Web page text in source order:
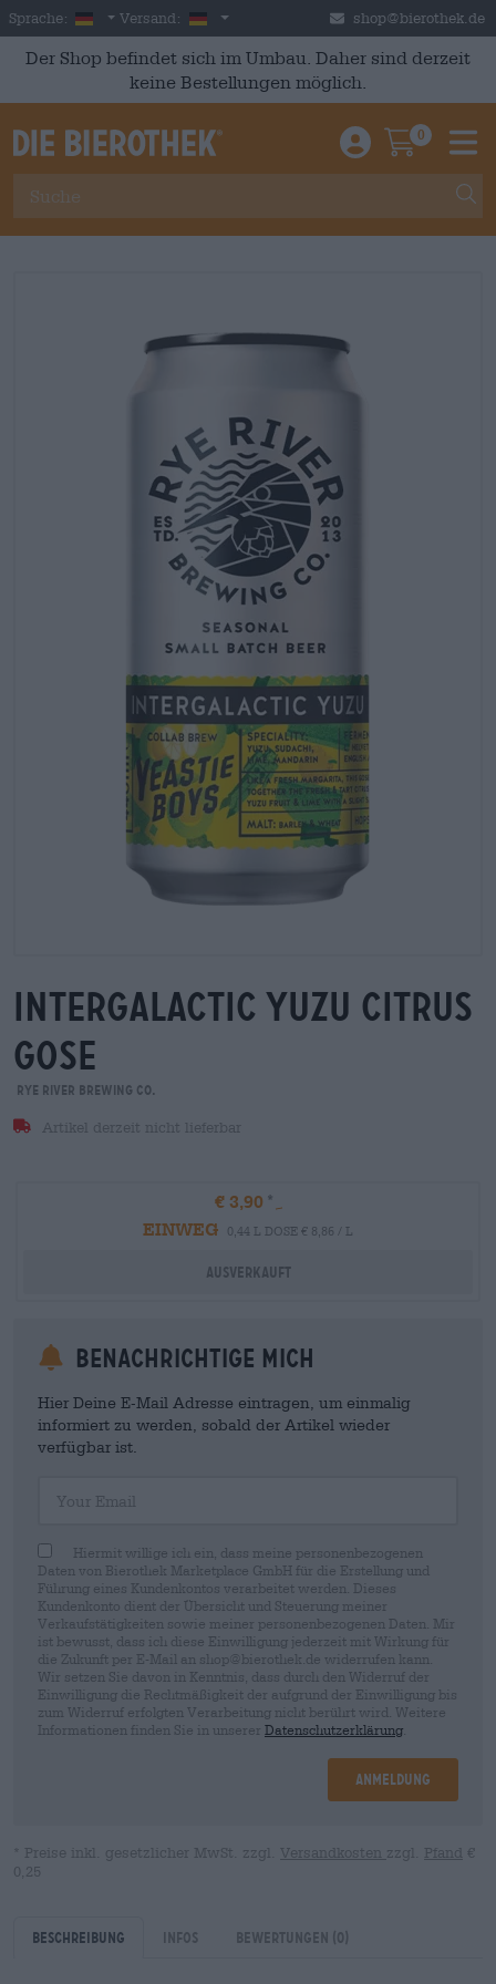
Skip to main content
Sprache: German
Versand: Deutschland shop@bierothek.de
Der Shop befindet sich im Umbau. Daher sind derzeit
keine Bestellungen möglich.
Einloggen /
0
intergalactic yuzu citrus
gose
Rye River Brewing Co.
Artikel derzeit nicht lieferbar
€ 3,90
EINWEG
0,44 L DOSE € 8,86 / L
Ausverkauft
Benachrichtige mich
Hier Deine E-Mail Adresse eintragen, um einmalig
informiert zu werden, sobald der Artikel wieder
verfügbar ist.
Hiermit willige ich ein, dass meine personenbezogenen
Daten von Bierothek Marketplace GmbH für die Erstellung und
Führung eines Kundenkontos verarbeitet werden. Dieses
Kundenkonto dient der Übersicht und Steuerung meiner
Verkaufstätigkeiten sowie meiner personenbezogenen Daten. Mir
ist bewusst, dass ich diese Einwilligung jederzeit mit Wirkung für
die Zukunft per E-Mail an shop@bierothek.de widerrufen kann.
Wir setzen Sie davon in Kenntnis, dass durch den Widerruf der
Einwilligung die Rechtmäßigkeit der aufgrund der Einwilligung bis
zum Widerruf erfolgten Verarbeitung nicht berührt wird. Weitere
Informationen finden Sie in unserer Datenschutzerklärung
Anmeldung
* Preise inkl. gesetzlicher MwSt. zzgl. Versandkosten zzgl. Pfand €
0,25
Beschreibung Infos Bewertungen (0)